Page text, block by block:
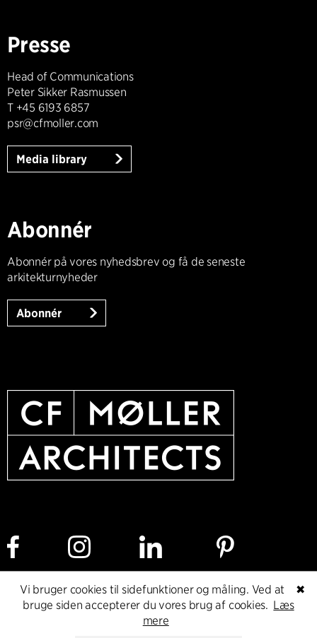
Presse
Head of Communications
Peter Sikker Rasmussen
T +45 6193 6857
psr@cfmoller.com
Media library
Abonnér
Abonnér på vores nyhedsbrev og få de seneste
arkitekturnyheder
Abonnér
Cookie policy Dataetisk politik
Privacy policy
✖
Vi bruger cookies til sidefunktioner og måling. Ved at
bruge siden accepterer du vores brug af cookies. Læs
mere